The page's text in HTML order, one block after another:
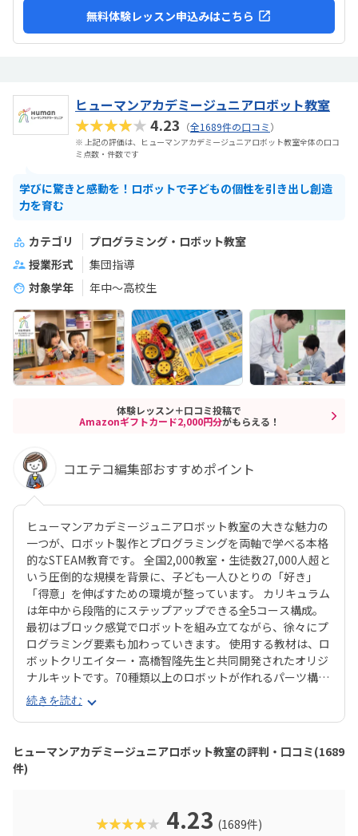
無料体験レッスン申込みはこちら
ヒューマンアカデミージュニアロボット教室
★★★★★4.23 （全1689件の口コミ）
※ 上記の評価は、ヒューマンアカデミージュニアロボット教室全体の口コ
ミ点数・件数です
学びに驚きと感動を！ロボットで子どもの個性を引き出し創造
力を育む
カテゴリ
プログラミング・ロボット教室
授業形式
集団指導
対象学年
年中～高校生
体験レッスン＋口コミ投稿で
Amazonギフトカード2,000円分がもらえる！
コエテコ編集部おすすめポイント
ヒューマンアカデミージュニアロボット教室の大きな魅力の
一つが、ロボット製作とプログラミングを両軸で学べる本格
的なSTEAM教育です。 全国2,000教室・生徒数27,000人超と
いう圧倒的な規模を背景に、子ども一人ひとりの「好き」
「得意」を伸ばすための環境が整っています。 カリキュラム
は年中から段階的にステップアップできる全5コース構成。
最初はブロック感覚でロボットを組み立てながら、徐々にプ
ログラミング要素も加わっていきます。 使用する教材は、ロ
ボットクリエイター・高橋智隆先生と共同開発されたオリジ
ナルキットです。70種類以上のロボットが作れるパーツ構成
で、飽きずに続けやすい点も特徴です。 月2回の90分授業で
は、ロボットを完成させる「基本製作」と、オリジナル改造
に挑戦する「応用実践」を繰り返す設計。子どもたちは毎
回、新しい達成感と成長を実感できる仕組みになっていま
す。 自ら考え、試行錯誤しながらロボットを動かす経験は、
創造力や論理的思考力を育むだけでなく、学ぶ楽しさそのも
続きを読む
ヒューマンアカデミージュニアロボット教室の評判・口コミ(1689
件)
★★★★★ 4.23 (1689件)